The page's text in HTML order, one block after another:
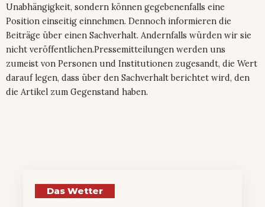
Unabhängigkeit, sondern können gegebenenfalls eine
Position einseitig einnehmen. Dennoch informieren die
Beiträge über einen Sachverhalt. Andernfalls würden wir sie
nicht veröffentlichen.Pressemitteilungen werden uns
zumeist von Personen und Institutionen zugesandt, die Wert
darauf legen, dass über den Sachverhalt berichtet wird, den
die Artikel zum Gegenstand haben.
Das Wetter